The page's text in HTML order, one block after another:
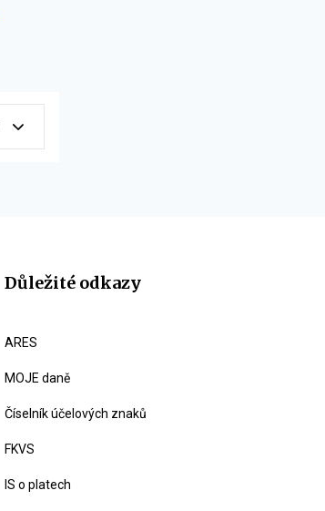
Důležité odkazy
ARES
MOJE daně
Číselník účelových znaků
FKVS
IS o platech